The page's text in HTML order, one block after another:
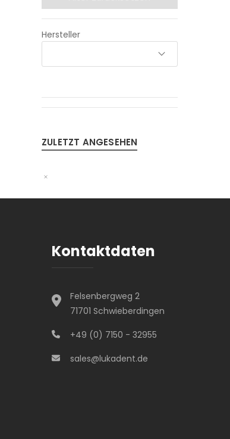
Hersteller
ZULETZT ANGESEHEN
Kontaktdaten
Felsenbergweg 2
71701 Schwieberdingen
+49 (0) 7150 - 32955
sales@lukadent.de